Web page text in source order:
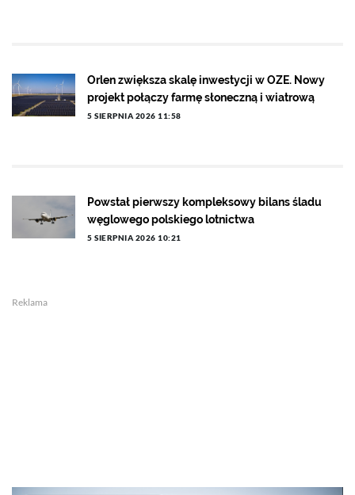
Orlen zwiększa skalę inwestycji w OZE. Nowy
projekt połączy farmę słoneczną i wiatrową
5 SIERPNIA 2026 11:58
Powstał pierwszy kompleksowy bilans śladu
węglowego polskiego lotnictwa
5 SIERPNIA 2026 10:21
Reklama